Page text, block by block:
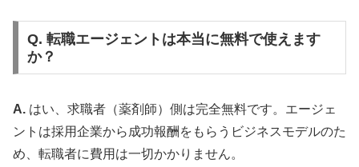
Q. 転職エージェントは本当に無料で使えます
か？
A. はい、求職者（薬剤師）側は完全無料です。エージェ
ントは採用企業から成功報酬をもらうビジネスモデルのた
め、転職者に費用は一切かかりません。